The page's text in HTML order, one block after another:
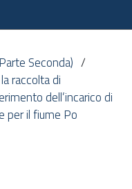
Seconda)
raccolta di
dell’incarico di
per il fiume Po